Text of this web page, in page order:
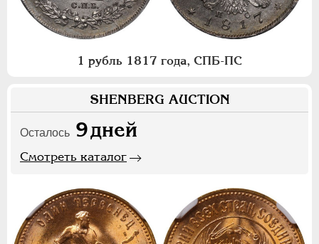
1 рубль 1817 года, СПБ-ПС
SHENBERG AUCTION
Осталось 9дней
Смотреть каталог